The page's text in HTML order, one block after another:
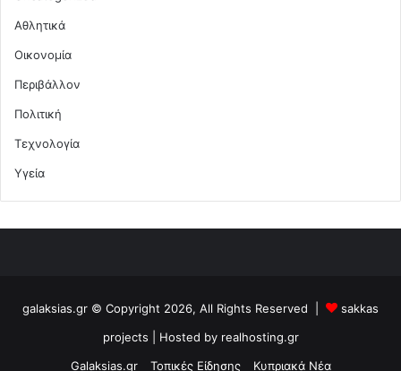
Αθλητικά
Οικονομία
Περιβάλλον
Πολιτική
Τεχνολογία
Υγεία
galaksias.gr © Copyright 2026, All Rights Reserved |
sakkas
projects | Hosted by realhosting.gr
Galaksias.gr
Τοπικές Είδησης Κυπριακά Νέα